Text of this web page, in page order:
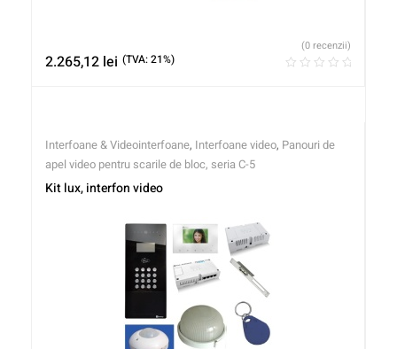
2.265,12 lei (TVA: 21%)
(0 recenzii)
Interfoane & Videointerfoane, Interfoane video, Panouri de
apel video pentru scarile de bloc, seria C-5
Kit lux, interfon video